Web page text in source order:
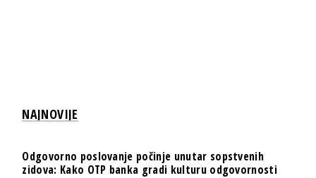
NAJNOVIJE
Odgovorno poslovanje počinje unutar sopstvenih
zidova: Kako OTP banka gradi kulturu odgovornosti